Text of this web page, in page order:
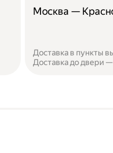
Москва —
Доставка в пункты
Доставка до двери